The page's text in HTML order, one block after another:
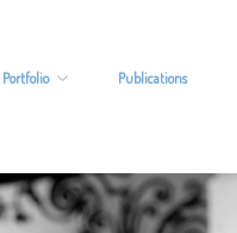
Portfolio Publications